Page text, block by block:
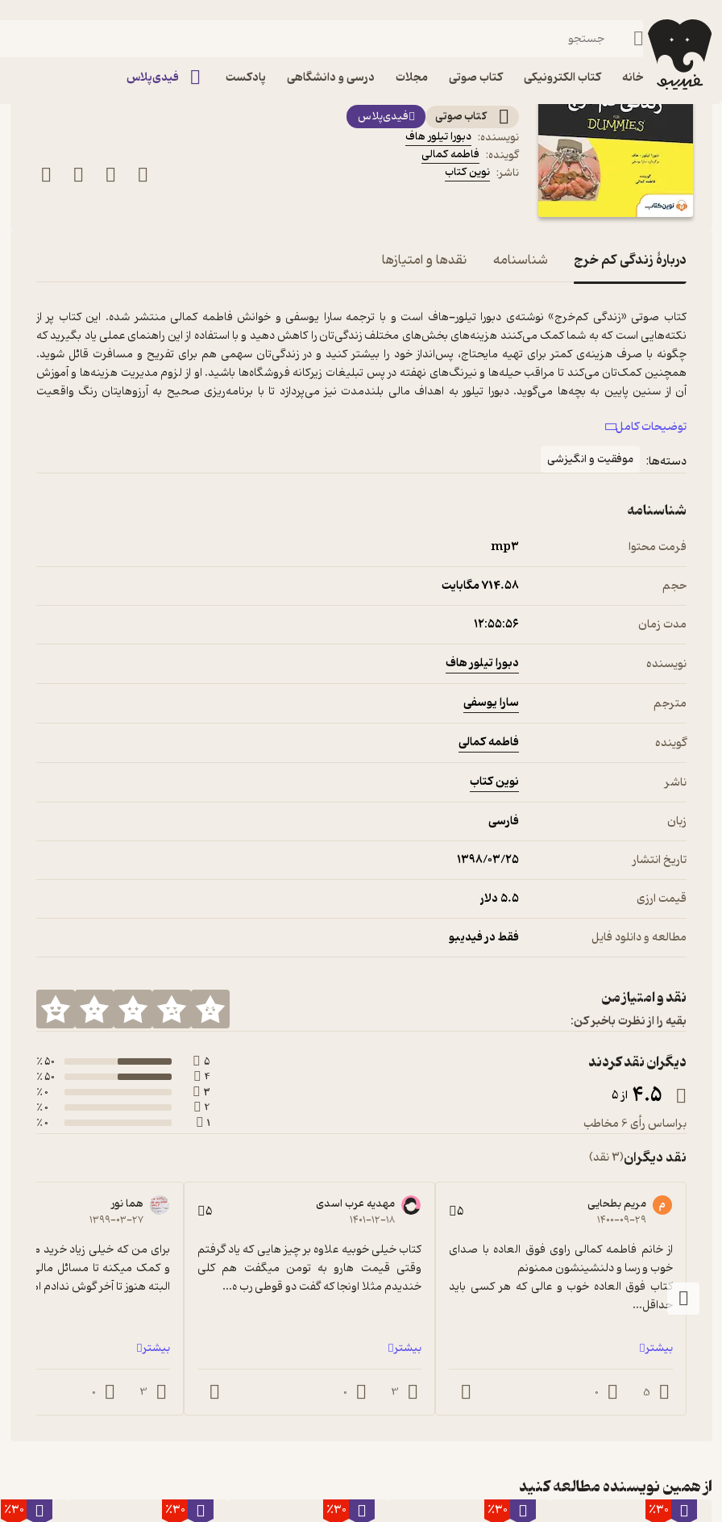
خانه کتاب الکترونیکی کتاب صوتی مجلات درسی و دانشگاهی پادکست فیدی‌پلاس
فیدیبو کتاب صوتی
کتاب صوتی زندگی کم خرج اثر دبورا تیلور هاف
کتاب صوتی
فیدی‌پلاس
نویسنده: دبورا تیلور هاف
گوینده: فاطمه کمالی
ناشر: نوین کتاب
دربارۀ زندگی کم خرج شناسنامه نقدها و امتیازها
کتاب صوتی «زندگی کم‌خرج» نوشته‌ی دبورا تیلور-هاف است و با ترجمه‌ سارا یوسفی و خوانش فاطمه کمالی منتشر شده. این کتاب پر از
نکته‌هایی است که به شما کمک می‌کنند هزینه‌های بخش‌های مختلف زندگی‌تان را کاهش دهید و با استفاده از این راهنمای عملی یاد بگیرید که
چگونه با صرف هزینه‌ی کمتر برای تهیه مایحتاج، پس‌انداز خود را بیشتر کنید و در زندگی‌تان سهمی هم برای تفریح و مسافرت قائل شوید.
همچنین کمک‌تان می‌کند تا مراقب حیله‌ها و نیرنگ‌های نهفته در پس تبلیغات زیرکانه فروشگاه‌ها باشید. او از لزوم مدیریت هزینه‌ها و آموزش
آن از سنین پایین به بچه‌ها می‌گوید. دبورا تیلور به اهداف مالی بلندمدت نیز می‌پردازد تا با برنامه‌ریزی صحیح به آرزوهایتان رنگ واقعیت
توضیحات کامل
دسته‌ها:
موفقیت و انگیزشی
شناسنامه
فرمت محتوا mp۳
حجم 714.۵۸ مگابایت
مدت زمان ۱۲:۵۵:۵۶
نویسنده دبورا تیلور هاف
مترجم سارا یوسفی
گوینده فاطمه کمالی
ناشر نوین کتاب
زبان فارسی
تاریخ انتشار ۱۳۹۸/۰۳/۲۵
قیمت ارزی 5.۵ دلار
مطالعه و دانلود فایل فقط در فیدیبو
نقد و امتیاز من
بقیه را از نظرت باخبر کن:
دیگران نقد کردند
4.5 از 5
براساس رأی 6 مخاطب
5
50 ٪
4
50 ٪
3
0 ٪
2
0 ٪
1
0 ٪
نقد دیگران(3 نقد)
م مریم بطحایی
۱۴۰۰-۰۹-۲۹ 5
حداقل...
بیشتر
5
0
مهدیه عرب اسدی
۱۴۰۱-۱۲-۱۸ 5
خندیدم مثلا اونجا که گفت دو قوطی رب ه...
بیشتر
3
0
هما نور
۱۳۹۹-۰۳-۲۷
البته هنوز تا آخر گوش ندادم اما تا...
بیشتر
3
0
از همین نویسنده مطالعه کنید
٪30 ٪30 ٪30 ٪30 ٪30